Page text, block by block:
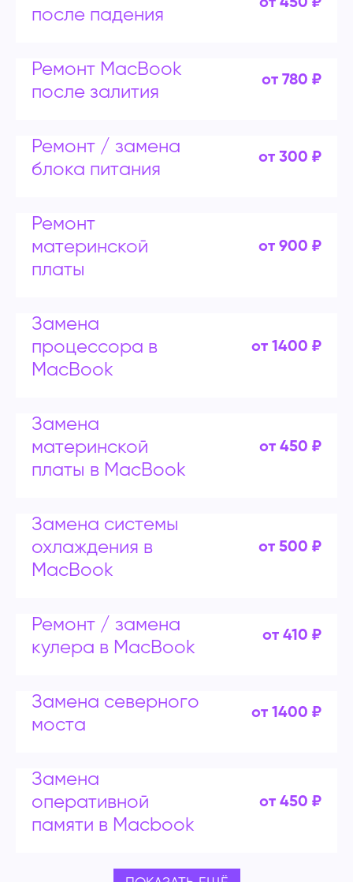
после падения
от 450 ₽
Ремонт MacBook
после залития
от 780 ₽
Ремонт / замена
блока питания
от 300 ₽
Ремонт
материнской
платы
от 900 ₽
Замена
процессора в
MacBook
от 1400 ₽
Замена
материнской
платы в MacBook
от 450 ₽
Замена системы
охлаждения в
MacBook
от 500 ₽
Ремонт / замена
кулера в MacBook
от 410 ₽
Замена северного
моста
от 1400 ₽
Замена
оперативной
памяти в Macbook
от 450 ₽